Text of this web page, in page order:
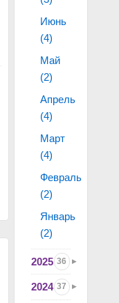
Июнь
(4)
Май
(2)
Апрель
(4)
Март
(4)
Февраль
(2)
Январь
(2)
2025 36
2024 37